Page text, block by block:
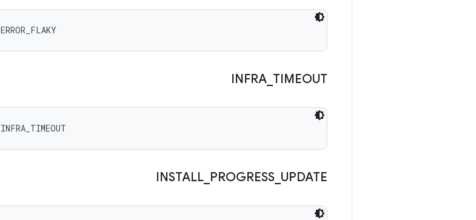
ERROR_FLAKY
INFRA TIMEOUT
INFRA_TIMEOUT
INSTALL PROGRESS UPDATE